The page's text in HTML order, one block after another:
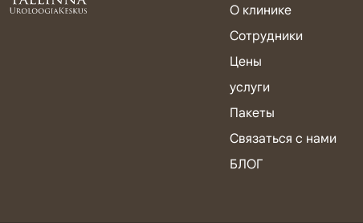
О клинике
Сотрудники
Цены
услуги
Пакеты
Связаться с нами
БЛОГ